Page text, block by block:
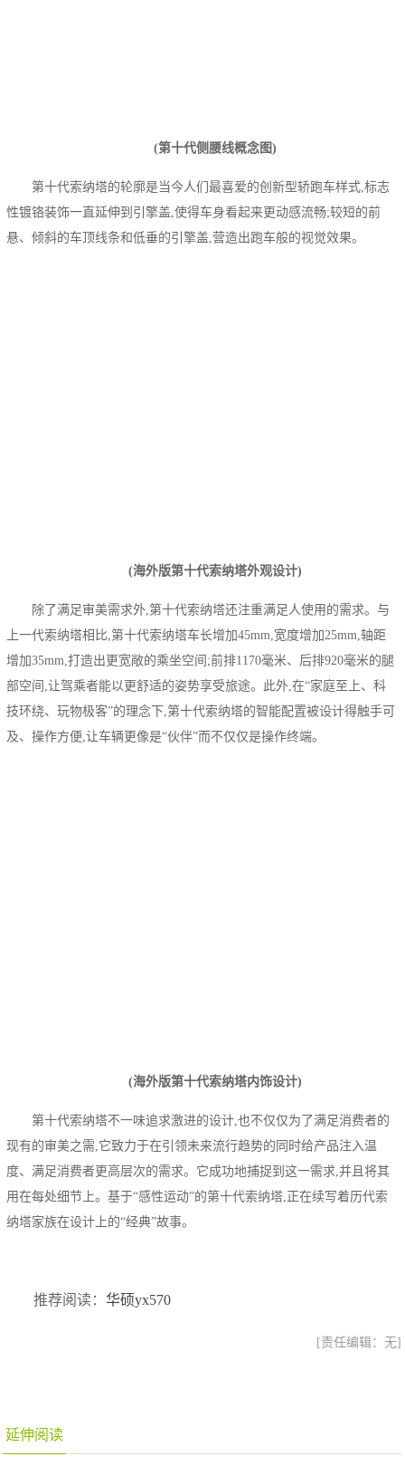
(第十代侧腰线概念图)
第十代索纳塔的轮廓是当今人们最喜爱的创新型轿跑车样式,标志
性镀铬装饰一直延伸到引擎盖,使得车身看起来更动感流畅;较短的前
悬、倾斜的车顶线条和低垂的引擎盖,营造出跑车般的视觉效果。
(海外版第十代索纳塔外观设计)
除了满足审美需求外,第十代索纳塔还注重满足人使用的需求。与
上一代索纳塔相比,第十代索纳塔车长增加45mm,宽度增加25mm,轴距
增加35mm,打造出更宽敞的乘坐空间;前排1170毫米、后排920毫米的腿
部空间,让驾乘者能以更舒适的姿势享受旅途。此外,在“家庭至上、科
技环绕、玩物极客”的理念下,第十代索纳塔的智能配置被设计得触手可
及、操作方便,让车辆更像是“伙伴”而不仅仅是操作终端。
(海外版第十代索纳塔内饰设计)
第十代索纳塔不一味追求激进的设计,也不仅仅为了满足消费者的
现有的审美之需,它致力于在引领未来流行趋势的同时给产品注入温
度、满足消费者更高层次的需求。它成功地捕捉到这一需求,并且将其
用在每处细节上。基于“感性运动”的第十代索纳塔,正在续写着历代索
纳塔家族在设计上的“经典”故事。
推荐阅读：华硕yx570
[责任编辑：无]
延伸阅读